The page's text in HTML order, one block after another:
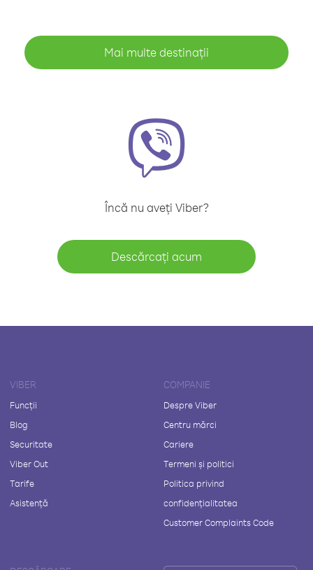
Mai multe destinații
Încă nu aveți Viber?
Descărcați acum
VIBER
Funcții
Blog
Securitate
Viber Out
Tarife
Asistență
COMPANIE
Despre Viber
Centru mărci
Cariere
Termeni și politici
Politica privind
confidențialitatea
Customer Complaints Code